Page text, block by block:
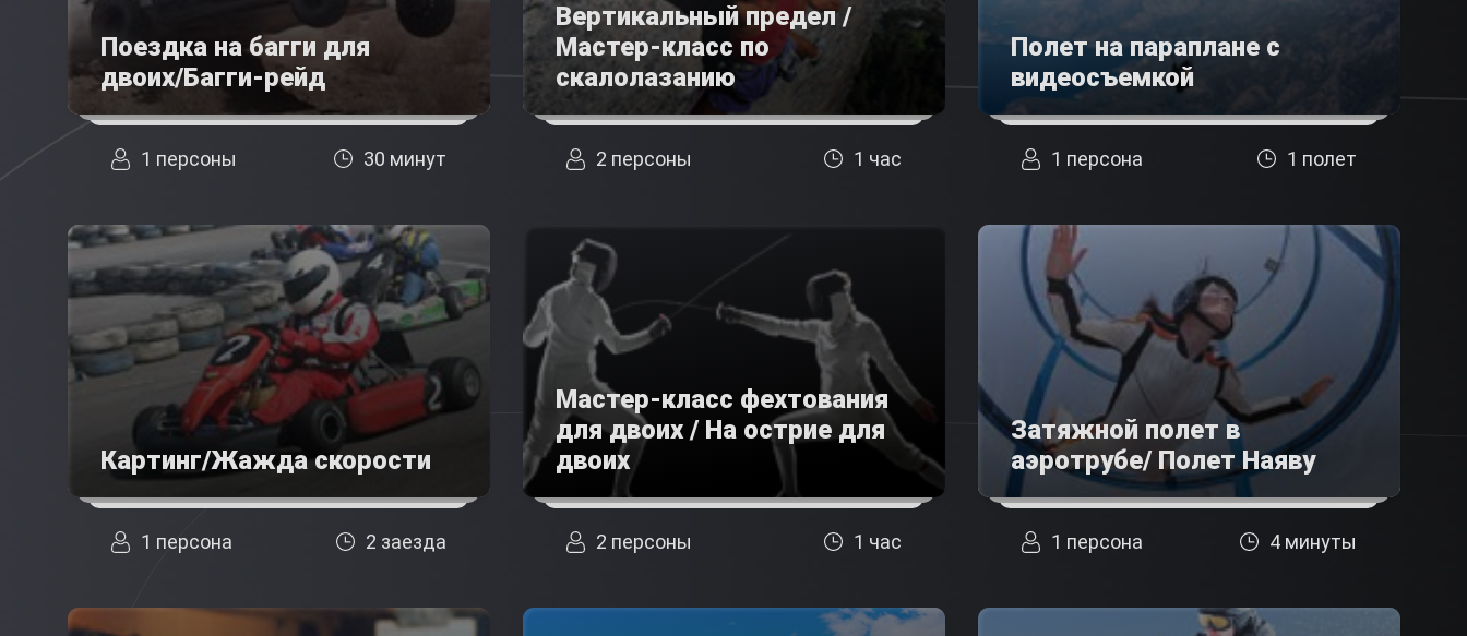
Поездка на багги для
двоих/Багги-рейд
1 персоны 30 минут
Вертикальный предел /
Мастер-класс по
скалолазанию
2 персоны 1 час
Полет на параплане с
видеосъемкой
1 персона 1 полет
Картинг/Жажда скорости
1 персона 2 заезда
Мастер-класс фехтования
для двоих / На острие для
двоих
2 персоны 1 час
Затяжной полет в
аэротрубе/ Полет Наяву
1 персона 4 минуты